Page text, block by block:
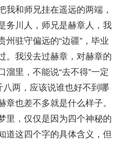
我和师兄挂在遥远的两端，
务川人，师兄是赫章人，我
州驻守偏远的“边疆”，毕业
。我没去过赫章，对赫章的
溜里，不能说“去不得”一定
八两，应该说谁也好不到哪
章也差不多就是什么样子。
里，仅仅是因为四个神秘的
这四个字的具体含义，但